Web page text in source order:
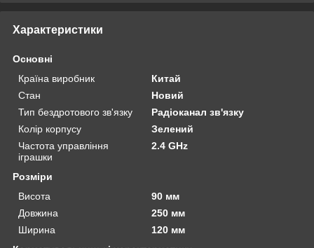
Характеристики
Основні
Країна виробник
Китай
Стан
Новий
Тип бездротового зв'язку
Радіоканал зв'язку
Колір корпусу
Зелений
Частота управління
іграшки
2.4 GHz
Розміри
Висота
90 мм
Довжина
250 мм
Ширина
120 мм